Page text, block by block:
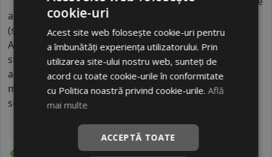
anvelope va avea o distanta de franare pe carosabil ud
(strat de apa intre 0.5 mm si 1.5 mm) cu 4 anvelope cu
ABS ruland cu 80 km/h, mai mare decat clasele
superioare. Intre o anvelopa din clasa de franare B si
alta din clasa E este o diferenta de aproximativ 13.5
metri, contribuind astfel, la o siguranta mai mare a
soferului si participantilor din trafic.
cookie-uri
Acest site web folosește cookie-uri pentru
a îmbunătăți experiența utilizatorului. Prin
utilizarea site-ului nostru web, sunteți de
acord cu toate cookie-urile în conformitate
cu Politica noastră privind cookie-urile.Află
mai multe
ACCEPTĂ TOATE